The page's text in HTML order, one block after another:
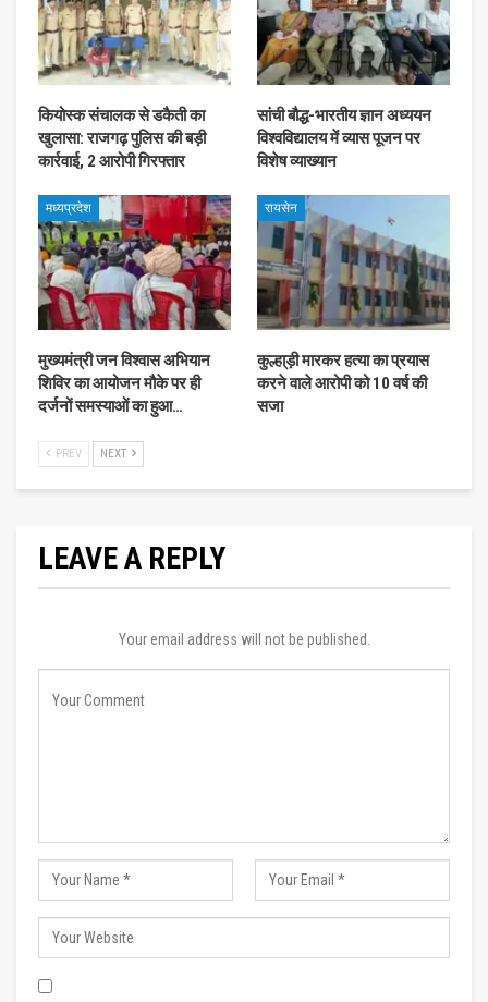
कियोस्क संचालक से डकैती का
खुलासा: राजगढ़ पुलिस की बड़ी
कार्रवाई, 2 आरोपी गिरफ्तार
सांची बौद्ध-भारतीय ज्ञान अध्ययन
विश्वविद्यालय में व्यास पूजन पर
विशेष व्याख्यान
मध्यप्रदेश
मुख्यमंत्री जन विश्वास अभियान
शिविर का आयोजन मौके पर ही
दर्जनों समस्याओं का हुआ…
रायसेन
कुल्हा्ड़ी मारकर हत्या का प्रयास
करने वाले आरोपी को 10 वर्ष की
सजा
PREV NEXT
LEAVE A REPLY
Your email address will not be published.